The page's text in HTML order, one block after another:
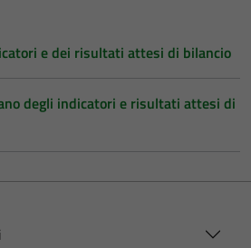
e dei risultati attesi di bilancio
degli indicatori e risultati attesi di